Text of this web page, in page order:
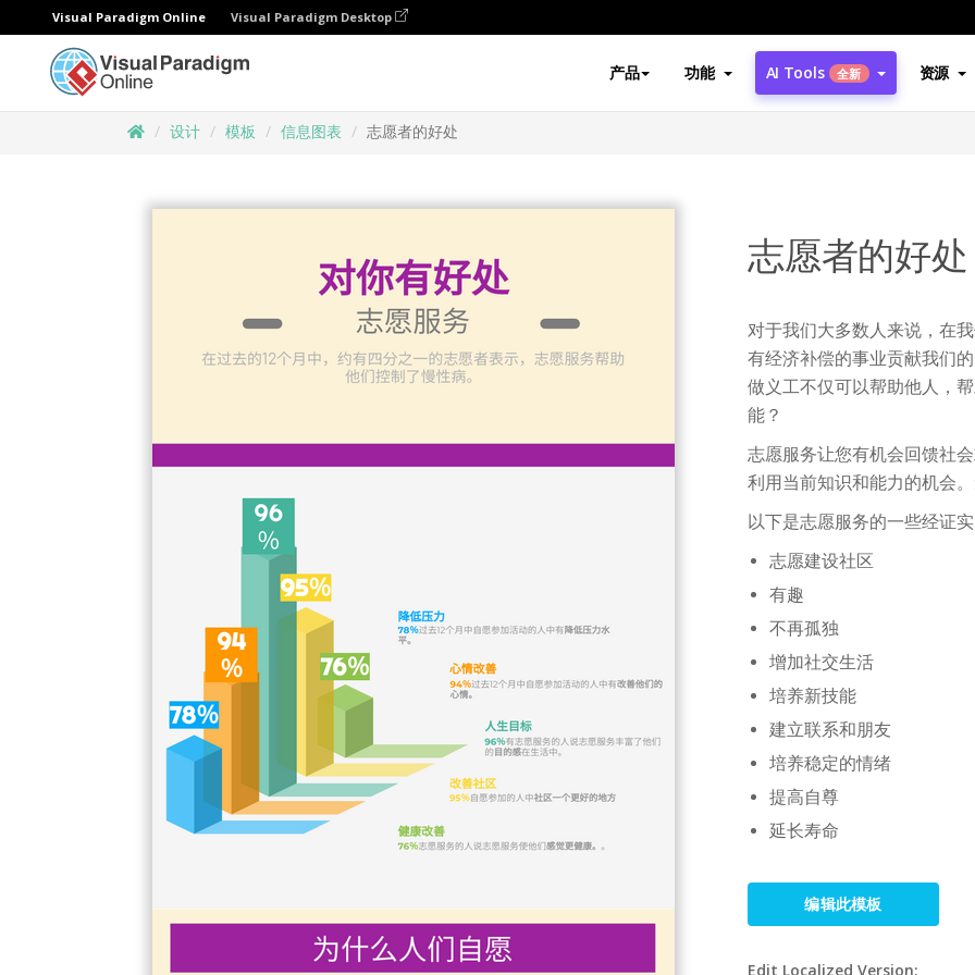
Visual Paradigm Online Visual Paradigm Desktop
产品 功能 AI Tools 全新 资源
设计 模板 信息图表 志愿者的好处
志愿者的好处
对于我们大多数人来说，在
有经济补偿的事业贡献我们
做义工不仅可以帮助他人，
能？
志愿服务让您有机会回馈社
利用当前知识和能力的机会
以下是志愿服务的一些经证
志愿建设社区
有趣
不再孤独
增加社交生活
培养新技能
建立联系和朋友
培养稳定的情绪
提高自尊
延长寿命
编辑此模板
Edit Localized Version: